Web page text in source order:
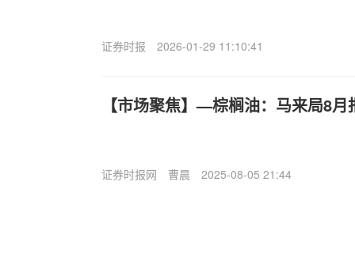
证券时报 2026-01-29 11:10:41
【市场聚焦】—棕榈油：马来局8月
证券时报网 曹晨 2025-08-05 21:44